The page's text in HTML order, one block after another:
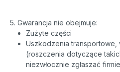
5. Gwarancja nie obejmuje:
Zużyte części
Uszkodzenia
(roszczenia dotyczące
niezwłocznie zgłaszać